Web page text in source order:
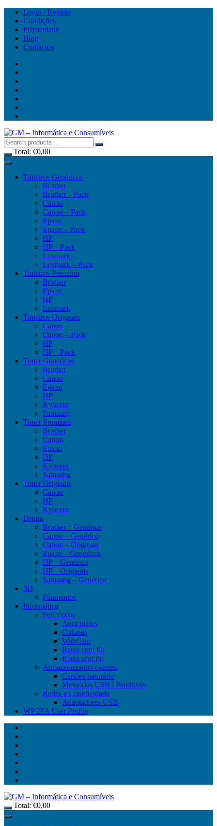
Skip
content
Login / Registo
Condições
Privacidade
Blog
Contactos
Total: €0,00
Tinteiros Genéricos
Brother
Brother – Pack
Canon
Canon – Pack
Epson
Epson – Pack
HP
HP – Pack
Lexmark
Lexmark – Pack
Tinteiros Premium
Brother
Epson
HP
Lexmark
Tinteiros Originais
Canon
Canon – Pack
HP
HP – Pack
Toner Genéricos
Brother
Canon
Epson
HP
Kyocera
Samsung
Toner Premium
Brother
Canon
Epson
HP
Kyocera
Samsung
Toner Originais
Canon
HP
Kyocera
Drums
Brother – Genérico
Canon – Genérico
Canon – Originais
Epson – Genéricos
HP – Genérico
HP – Originais
Samsung – Genérico
3D
Filamentos
Informática
Periféricos
Auriculares
Colunas
WebCam
Ratos com fio
Ratos sem fio
Armazenamento externo
Cartões memória
Memórias USB / Pendrives
Redes e Conetividade
Adaptadores USB
WP 2FA User Profile
Total: €0,00